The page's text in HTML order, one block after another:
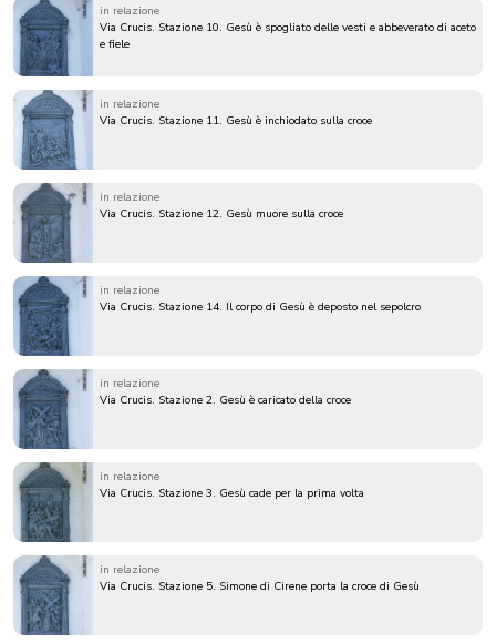
in relazione
Via Crucis. Stazione 10. Gesù è spogliato delle vesti e abbeverato di aceto
e fiele
in relazione
Via Crucis. Stazione 11. Gesù è inchiodato sulla croce
in relazione
Via Crucis. Stazione 12. Gesù muore sulla croce
in relazione
Via Crucis. Stazione 14. Il corpo di Gesù è deposto nel sepolcro
in relazione
Via Crucis. Stazione 2. Gesù è caricato della croce
in relazione
Via Crucis. Stazione 3. Gesù cade per la prima volta
in relazione
Via Crucis. Stazione 5. Simone di Cirene porta la croce di Gesù